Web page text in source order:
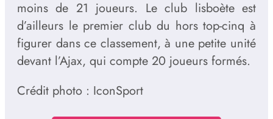
moins de 21 joueurs. Le club lisboète est
d’ailleurs le premier club du hors top-cinq à
figurer dans ce classement, à une petite unité
devant l’Ajax, qui compte 20 joueurs formés.
Crédit photo : IconSport